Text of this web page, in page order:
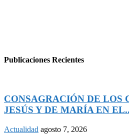
Publicaciones Recientes
CONSAGRACIÓN DE LOS
JESÚS Y DE MARÍA EN
Actualidad agosto 7, 2026